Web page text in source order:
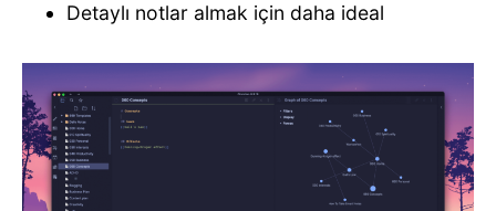
Detaylı notlar almak için daha ideal